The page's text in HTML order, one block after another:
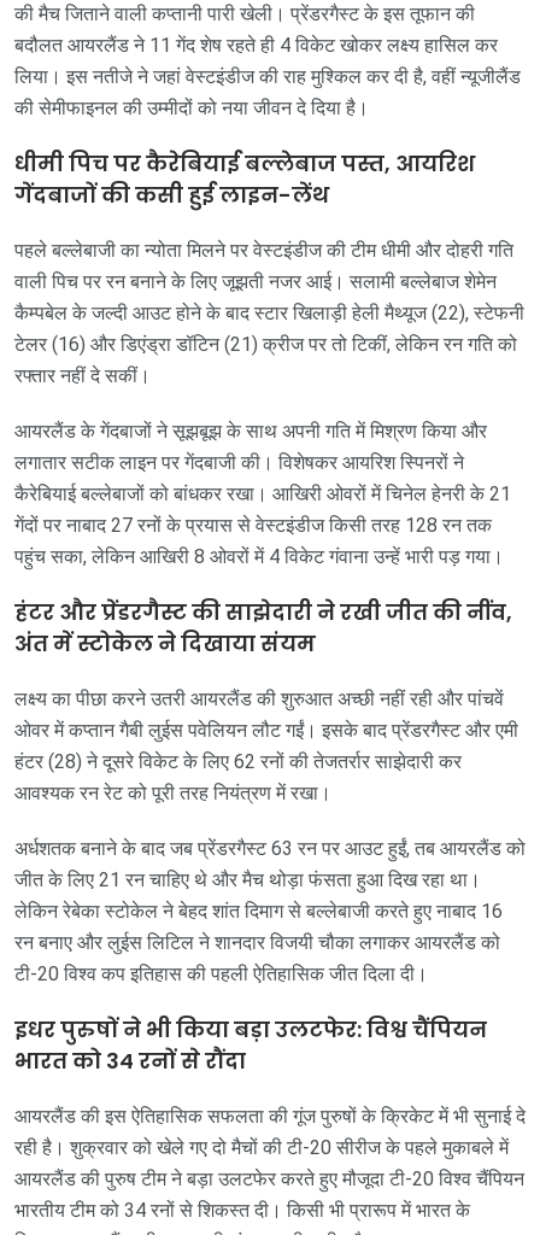
की मैच जिताने वाली कप्तानी पारी खेली। प्रेंडरगैस्ट के इस तूफान की
बदौलत आयरलैंड ने 11 गेंद शेष रहते ही 4 विकेट खोकर लक्ष्य हासिल कर
लिया। इस नतीजे ने जहां वेस्टइंडीज की राह मुश्किल कर दी है, वहीं न्यूजीलैंड
की सेमीफाइनल की उम्मीदों को नया जीवन दे दिया है।
धीमी पिच पर कैरेबियाई बल्लेबाज पस्त, आयरिश
गेंदबाजों की कसी हुई लाइन-लेंथ
पहले बल्लेबाजी का न्योता मिलने पर वेस्टइंडीज की टीम धीमी और दोहरी गति
वाली पिच पर रन बनाने के लिए जूझती नजर आई। सलामी बल्लेबाज शेमेन
कैम्पबेल के जल्दी आउट होने के बाद स्टार खिलाड़ी हेली मैथ्यूज (22), स्टेफनी
टेलर (16) और डिएंड्रा डॉटिन (21) क्रीज पर तो टिकीं, लेकिन रन गति को
रफ्तार नहीं दे सकीं।
आयरलैंड के गेंदबाजों ने सूझबूझ के साथ अपनी गति में मिश्रण किया और
लगातार सटीक लाइन पर गेंदबाजी की। विशेषकर आयरिश स्पिनरों ने
कैरेबियाई बल्लेबाजों को बांधकर रखा। आखिरी ओवरों में चिनेल हेनरी के 21
गेंदों पर नाबाद 27 रनों के प्रयास से वेस्टइंडीज किसी तरह 128 रन तक
पहुंच सका, लेकिन आखिरी 8 ओवरों में 4 विकेट गंवाना उन्हें भारी पड़ गया।
हंटर और प्रेंडरगैस्ट की साझेदारी ने रखी जीत की नींव,
अंत में स्टोकेल ने दिखाया संयम
लक्ष्य का पीछा करने उतरी आयरलैंड की शुरुआत अच्छी नहीं रही और पांचवें
ओवर में कप्तान गैबी लुईस पवेलियन लौट गईं। इसके बाद प्रेंडरगैस्ट और एमी
हंटर (28) ने दूसरे विकेट के लिए 62 रनों की तेजतर्रार साझेदारी कर
आवश्यक रन रेट को पूरी तरह नियंत्रण में रखा।
अर्धशतक बनाने के बाद जब प्रेंडरगैस्ट 63 रन पर आउट हुईं, तब आयरलैंड को
जीत के लिए 21 रन चाहिए थे और मैच थोड़ा फंसता हुआ दिख रहा था।
लेकिन रेबेका स्टोकेल ने बेहद शांत दिमाग से बल्लेबाजी करते हुए नाबाद 16
रन बनाए और लुईस लिटिल ने शानदार विजयी चौका लगाकर आयरलैंड को
टी-20 विश्व कप इतिहास की पहली ऐतिहासिक जीत दिला दी।
इधर पुरुषों ने भी किया बड़ा उलटफेर: विश्व चैंपियन
भारत को 34 रनों से रौंदा
आयरलैंड की इस ऐतिहासिक सफलता की गूंज पुरुषों के क्रिकेट में भी सुनाई दे
रही है। शुक्रवार को खेले गए दो मैचों की टी-20 सीरीज के पहले मुकाबले में
आयरलैंड की पुरुष टीम ने बड़ा उलटफेर करते हुए मौजूदा टी-20 विश्व चैंपियन
भारतीय टीम को 34 रनों से शिकस्त दी। किसी भी प्रारूप में भारत के